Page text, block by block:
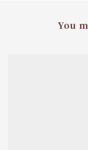
You